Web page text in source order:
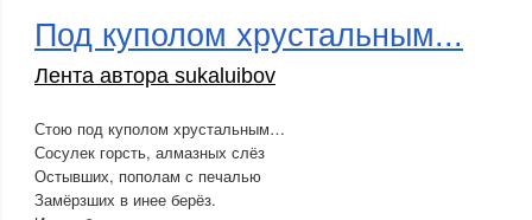
Под куполом хрустальным...
Лента автора sukaluibov
Стою под куполом хрустальным…
Сосулек горсть, алмазных слёз
Остывших, пополам с печалью
Замёрзших в инее берёз.